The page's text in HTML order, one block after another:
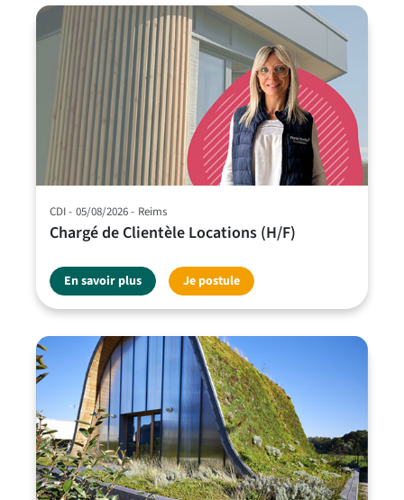
CDI 05/08/2026 Reims
Chargé de Clientèle Locations (H/F)
En savoir plus Je postule